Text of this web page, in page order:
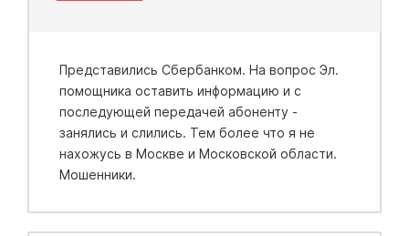
Представились Сбербанком. На вопрос Эл.
помощника оставить информацию и с
последующей передачей абоненту -
занялись и слились. Тем более что я не
нахожусь в Москве и Московской области.
Мошенники.